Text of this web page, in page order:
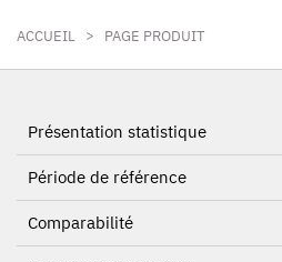
ACCUEIL > PAGE PRODUIT
Présentation statistique
Période de référence
Comparabilité